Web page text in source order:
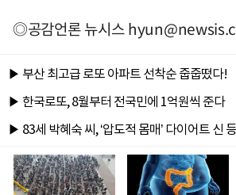
◎공감언론 뉴시스